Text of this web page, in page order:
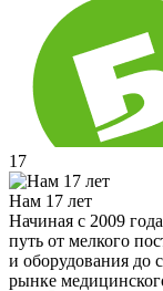
17
Нам 17 лет
Начиная с 2009
путь от мелкого
и оборудования до
рынке